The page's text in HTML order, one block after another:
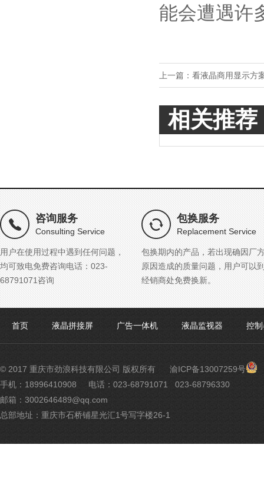
能会遭遇许
上一篇： 看液晶商用显示方
相关推荐
咨询服务
Consulting Service
用户在使用过程中遇到任何问题，
均可致电免费咨询电话：023-
68791071咨询
包换服务
Replacement Service
包换期内的产品，若出现确因厂
原因造成的质量问题，用户可以
经销商处免费换新。
首页 液晶拼接屏 广告一体机 液晶监视器 控
© 2017 重庆市劲浪科技有限公司 版权所有 渝ICP备13007259号 渝
手机：18996410908
电话：023-68791071 023-68796330
邮箱：3002646489@qq.com
总部地址：重庆市石桥铺星光汇1号写字楼26-1